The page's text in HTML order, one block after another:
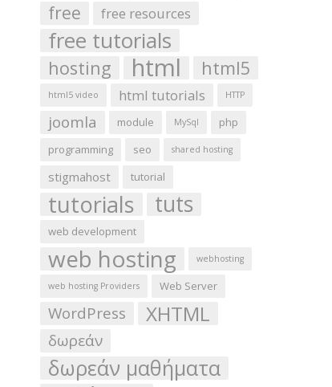
free free resources
free tutorials
hosting html html5
html5 video html tutorials HTTP
joomla module MySql
php
programming
seo shared hosting
stigmahost tutorial
tutorials tuts
web development
web hosting webhosting
web hosting Providers Web Server
WordPress XHTML
δωρεάν
δωρεάν μαθήματα